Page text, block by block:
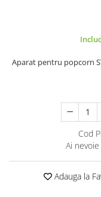
Aparat pentru popcorn
Cod
Ai
Adauga la